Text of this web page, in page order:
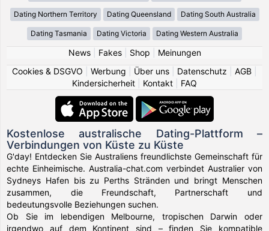
Dating Northern Territory Dating Queensland Dating South Australia
Dating Tasmania Dating Victoria Dating Western Australia
News| Fakes| Shop
Meinungen
Cookies & DSGVO
Werbung Über uns Datenschutz AGB
Kindersicherheit
Kontakt FAQ
Kostenlose australische Dating-Plattform –
Verbindungen von Küste zu Küste
G'day! Entdecken Sie Australiens freundlichste Gemeinschaft für
echte Einheimische. Australia-chat.com verbindet Australier von
Sydneys Hafen bis zu Perths Stränden und bringt Menschen
zusammen, die Freundschaft, Partnerschaft und
bedeutungsvolle Beziehungen suchen.
Ob Sie im lebendigen Melbourne, tropischen Darwin oder
irgendwo auf dem Kontinent sind – finden Sie kompatible